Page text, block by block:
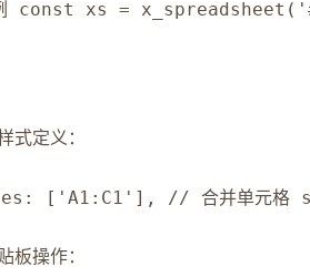
例 const xs =
定义：
['A1:C1'], // 合
操作：